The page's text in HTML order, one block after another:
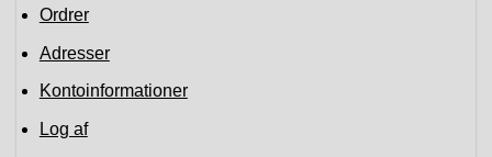
Ordrer
Adresser
Kontoinformationer
Log af